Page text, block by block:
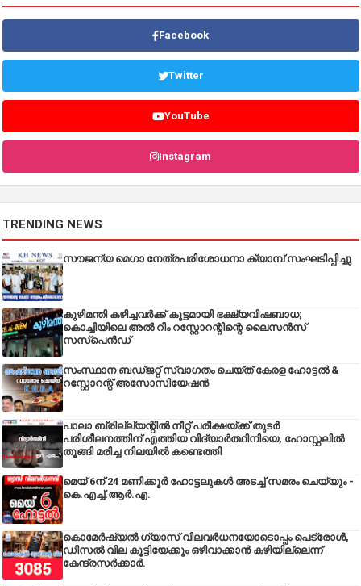
Facebook
Twitter
YouTube
Instagram
TRENDING NEWS
സൗജന്യ മെഗാ നേത്രപരിശോധനാ ക്യാമ്പ് സംഘടിപ്പിച്ചു
കുഴിമന്തി കഴിച്ചവർക്ക് കൂട്ടമായി ഭക്ഷ്യവിഷബാധ;
കൊച്ചിയിലെ അൽ റീം റസ്റ്റോറന്റിന്റെ ലൈസൻസ്
സസ്പെൻഡ്
സംസ്ഥാന ബഡ്‌ജറ്റ് സ്വാഗതം ചെയ്ത് കേരള ഹോട്ടൽ &
റസ്റ്റോറന്റ് അസോസിയേഷൻ
പാലാ ബ്രില്ല്യന്റിൽ നീറ്റ് പരീക്ഷയ്ക്ക് തുടർ
പരിശീലനത്തിന് എത്തിയ വിദ്യാർത്ഥിനിയെ, ഹോസ്റ്റലിൽ
തൂങ്ങി മരിച്ച നിലയിൽ കണ്ടെത്തി
മെയ് 6ന് 24 മണിക്കൂർ ഹോട്ടലുകൾ അടച്ച് സമരം ചെയ്യും -
കെ.എച്ച്.ആർ.എ.
കൊമേർഷ്യൽ ഗ്യാസ് വിലവർധനയോടൊപ്പം പെട്രോൾ,
ഡീസല്‍ വില കൂട്ടിയേക്കും ഒഴിവാക്കാന്‍ കഴിയില്ലെന്ന്
കേന്ദ്രസര്‍ക്കാര്‍.